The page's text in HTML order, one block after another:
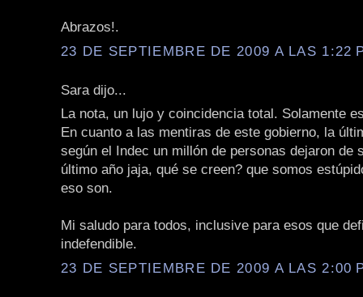
Abrazos!.
23 DE SEPTIEMBRE DE 2009 A LAS 1:22
Sara dijo...
La nota, un lujo y coincidencia total. Solamente
En cuanto a las mentiras de este gobierno, la
según el Indec un millón de personas dejaron de
último año jaja, qué se creen? que somos
eso son.
Mi saludo para todos, inclusive para esos que
indefendible.
23 DE SEPTIEMBRE DE 2009 A LAS 2:00